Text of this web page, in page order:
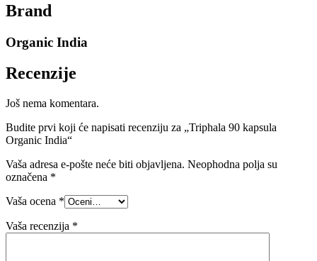
Brand
Organic India
Recenzije
Još nema komentara.
Budite prvi koji će napisati recenziju za „Triphala 90 kapsula
Organic India“
Vaša adresa e-pošte neće biti objavljena. Neophodna polja su
označena *
Vaša ocena *
Vaša recenzija *